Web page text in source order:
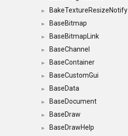
► BakeTextureResizeNotify
► BaseBitmap
► BaseBitmapLink
► BaseChannel
► BaseContainer
► BaseCustomGui
► BaseData
► BaseDocument
► BaseDraw
► BaseDrawHelp